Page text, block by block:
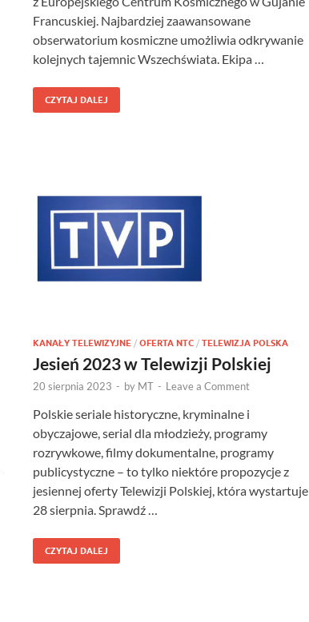
Francuskiej. Najbardziej zaawansowane
obserwatorium kosmiczne umożliwia odkrywanie
kolejnych tajemnic Wszechświata. Ekipa …
CZYTAJ DALEJ
KANAŁY TELEWIZYJNE / OFERTA NTC / TELEWIZJA POLSKA
Jesień 2023 w Telewizji Polskiej
20 sierpnia 2023 - by MT - Leave a Comment
Polskie seriale historyczne, kryminalne i
obyczajowe, serial dla młodzieży, programy
rozrywkowe, filmy dokumentalne, programy
publicystyczne – to tylko niektóre propozycje z
jesiennej oferty Telewizji Polskiej, która wystartuje
28 sierpnia. Sprawdź …
CZYTAJ DALEJ